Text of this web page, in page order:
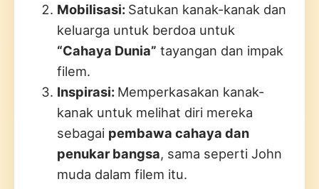
Mobilisasi: Satukan kanak-kanak dan
keluarga untuk berdoa untuk
“Cahaya Dunia” tayangan dan impak
filem.
Inspirasi: Memperkasakan kanak-
kanak untuk melihat diri mereka
sebagai pembawa cahaya dan
penukar bangsa, sama seperti John
muda dalam filem itu.